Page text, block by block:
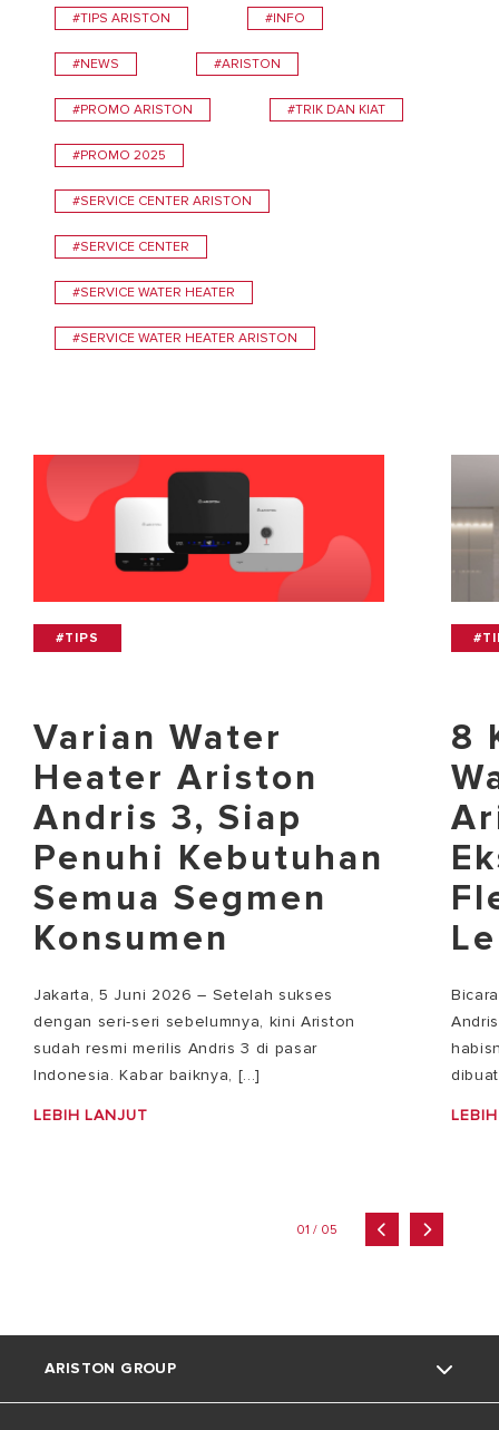
#TIPS ARISTON #INFO
#NEWS #ARISTON
#PROMO ARISTON #TRIK DAN KIAT
#PROMO 2025
#SERVICE CENTER ARISTON
#SERVICE CENTER
#SERVICE WATER HEATER
#SERVICE WATER HEATER ARISTON
#TIPS
Varian Water
Heater Ariston
Andris 3, Siap
Penuhi Kebutuhan
Semua Segmen
Konsumen
Jakarta, 5 Juni 2026 – Setelah sukses
dengan seri-seri sebelumnya, kini Ariston
sudah resmi merilis Andris 3 di pasar
Indonesia. Kabar baiknya, [...]
LEBIH LANJUT
8
01 / 05
ARISTON GROUP